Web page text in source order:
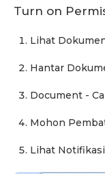
Turn on
Lihat
Hantar
Document -
Mohon
Lihat Notifikasi